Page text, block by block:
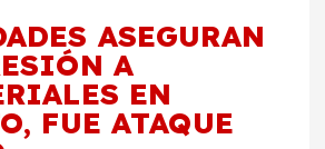
ASEGURAN
A
EN
FUE ATAQUE